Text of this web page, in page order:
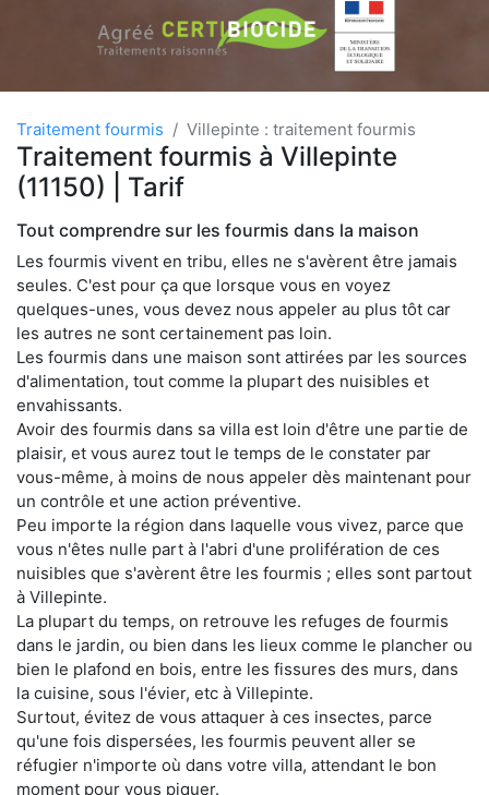
Traitement fourmis Villepinte : traitement fourmis
Traitement fourmis à Villepinte
(11150) | Tarif
Tout comprendre sur les fourmis dans la maison
Les fourmis vivent en tribu, elles ne s'avèrent être jamais
seules. C'est pour ça que lorsque vous en voyez
quelques-unes, vous devez nous appeler au plus tôt car
les autres ne sont certainement pas loin.
Les fourmis dans une maison sont attirées par les sources
d'alimentation, tout comme la plupart des nuisibles et
envahissants.
Avoir des fourmis dans sa villa est loin d'être une partie de
plaisir, et vous aurez tout le temps de le constater par
vous-même, à moins de nous appeler dès maintenant pour
un contrôle et une action préventive.
Peu importe la région dans laquelle vous vivez, parce que
vous n'êtes nulle part à l'abri d'une prolifération de ces
nuisibles que s'avèrent être les fourmis ; elles sont partout
à Villepinte.
La plupart du temps, on retrouve les refuges de fourmis
dans le jardin, ou bien dans les lieux comme le plancher ou
bien le plafond en bois, entre les fissures des murs, dans
la cuisine, sous l'évier, etc à Villepinte.
Surtout, évitez de vous attaquer à ces insectes, parce
qu'une fois dispersées, les fourmis peuvent aller se
réfugier n'importe où dans votre villa, attendant le bon
moment pour vous piquer.